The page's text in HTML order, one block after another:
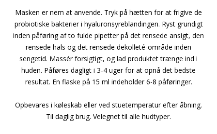
Masken er nem at anvende. Tryk på hætten for at frigive de
probiotiske bakterier i hyaluronsyreblandingen. Ryst grundigt
inden påføring af to fulde pipetter på det rensede ansigt, den
rensede hals og det rensede dekolleté-område inden
sengetid. Massér forsigtigt, og lad produktet trænge ind i
huden. Påføres dagligt i 3-4 uger for at opnå det bedste
resultat. En flaske på 15 ml indeholder 6-8 påføringer.
Opbevares i køleskab eller ved stuetemperatur efter åbning.
Til daglig brug. Velegnet til alle hudtyper.